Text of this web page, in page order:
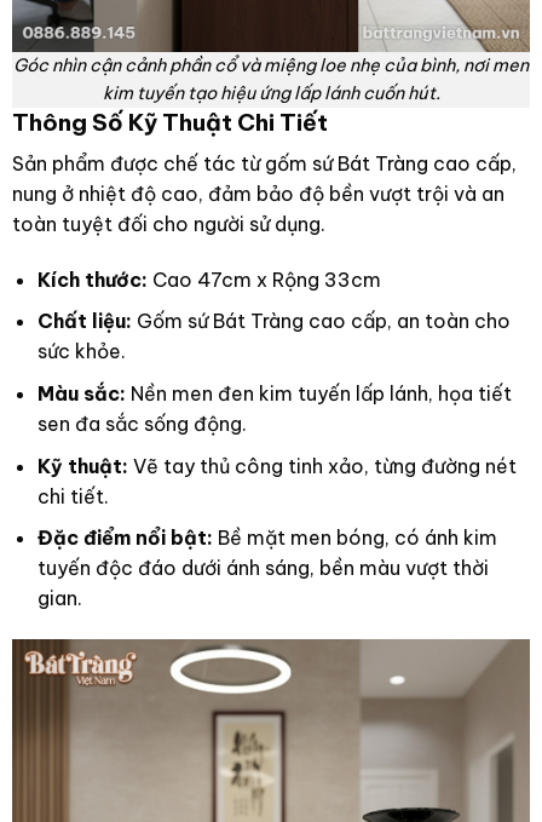
Góc nhìn cận cảnh phần cổ và miệng loe nhẹ của bình, nơi men
kim tuyến tạo hiệu ứng lấp lánh cuốn hút.
Thông Số Kỹ Thuật Chi Tiết
Sản phẩm được chế tác từ gốm sứ Bát Tràng cao cấp,
nung ở nhiệt độ cao, đảm bảo độ bền vượt trội và an
toàn tuyệt đối cho người sử dụng.
Kích thước: Cao 47cm x Rộng 33cm
Chất liệu: Gốm sứ Bát Tràng cao cấp, an toàn cho
sức khỏe.
Màu sắc: Nền men đen kim tuyến lấp lánh, họa tiết
sen đa sắc sống động.
Kỹ thuật: Vẽ tay thủ công tinh xảo, từng đường nét
chi tiết.
Đặc điểm nổi bật: Bề mặt men bóng, có ánh kim
tuyến độc đáo dưới ánh sáng, bền màu vượt thời
gian.